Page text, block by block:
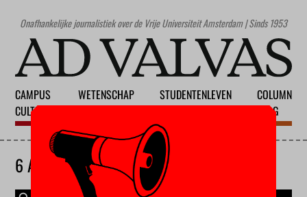
Onafhankelijke journalistiek over de Vrije Universiteit Amsterdam | Sinds 1953
CAMPUS
CULTUUR
WETENSCHAP
STUDENTENLEVEN
COLUMN
BLOG
6 AUGUSTUS 2026